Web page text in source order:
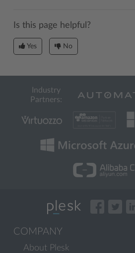
Is this page helpful?
Yes No
Industry
Partners:
COMPANY
About Plesk